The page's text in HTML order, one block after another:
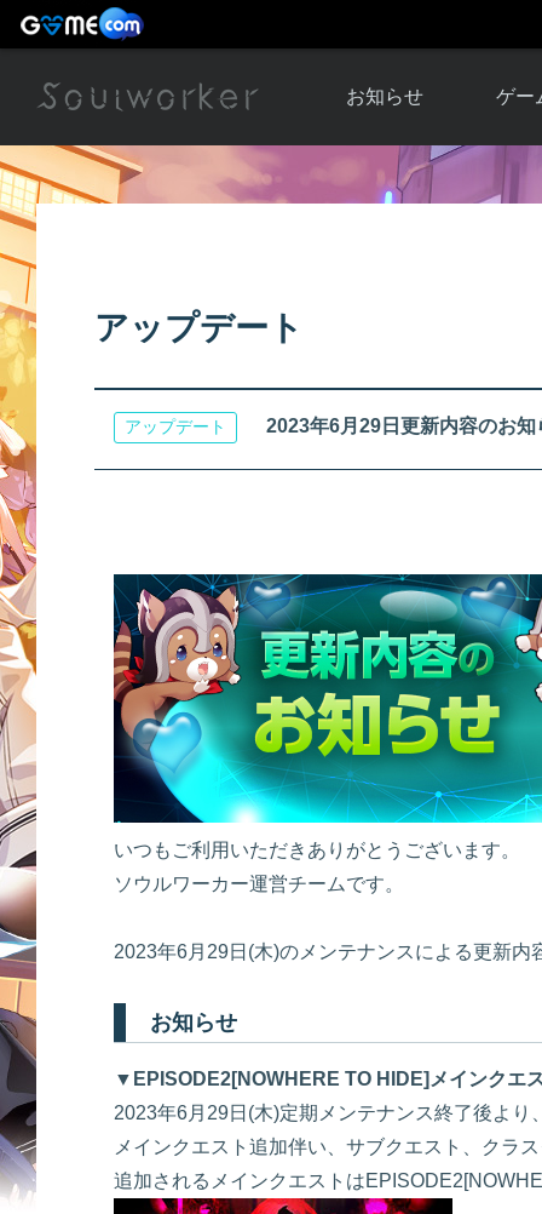
お知らせ
お知らせ一覧
ゲー
ソウ
アップ
アップデート
アップデート 2023年6月29日更新内容のお知
いつもご利用いただきありがとうございます。
ソウルワーカー運営チームです。
2023年6月29日(木)のメンテナンスによる更新内
お知らせ
▼EPISODE2[NOWHERE TO HIDE]メインクエ
2023年6月29日(木)定期メンテナンス終了後よ
メインクエスト追加伴い、サブクエスト、クラ
追加されるメインクエストは